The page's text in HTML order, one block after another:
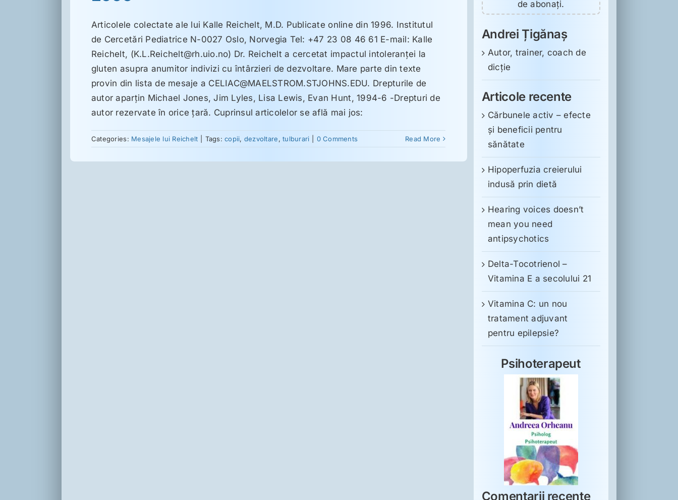
Articolele colectate ale lui Kalle Reichelt, M.D. Publicate online din 1996. Institutul
de Cercetări Pediatrice N-0027 Oslo, Norvegia Tel: +47 23 08 46 61 E-mail: Kalle
Reichelt, (K.L.Reichelt@rh.uio.no) Dr. Reichelt a cercetat impactul intoleranţei la
gluten asupra anumitor indivizi cu întârzieri de dezvoltare. Mare parte din texte
provin din lista de mesaje a CELIAC@MAELSTROM.STJOHNS.EDU. Drepturile de
autor aparţin Michael Jones, Jim Lyles, Lisa Lewis, Evan Hunt, 1994-6 -Drepturi de
autor rezervate în orice ţară. Cuprinsul articolelor se află mai jos:
Categories: Mesajele lui Reichelt Tags:copii, dezvoltare,tulburari 0 Comments Read More
de abonați.
Andrei Țigănaș
Autor, trainer, coach de
dicție
Articole recente
Cărbunele activ – efecte
și beneficii pentru
sănătate
Hipoperfuzia creierului
indusă prin dietă
Hearing voices doesn’t
mean you need
antipsychotics
Delta-Tocotrienol –
Vitamina E a secolului 21
Vitamina C: un nou
tratament adjuvant
pentru epilepsie?
Psihoterapeut
Comentarii recente